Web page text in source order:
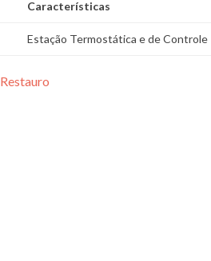
Características
Estação Termostática e de Controle
Restauro